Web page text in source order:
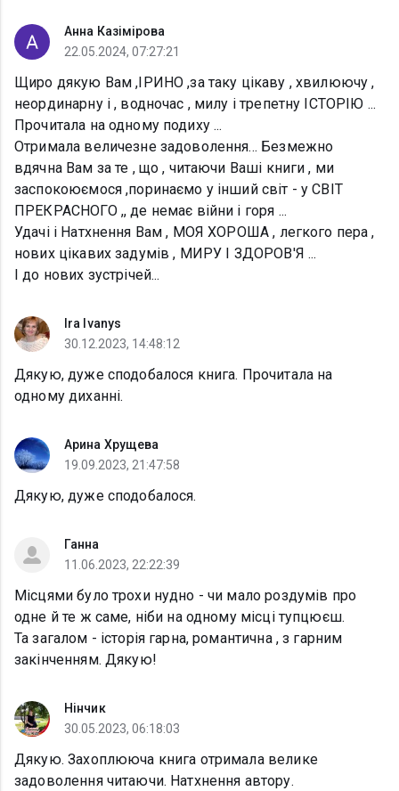
Анна Казімірова
22.05.2024, 07:27:21
Щиро дякую Вам ,ІРИНО ,за таку цікаву , хвилюючу ,
неординарну і , водночас , милу і трепетну ІСТОРІЮ ...
Прочитала на одному подиху ...
Отримала величезне задоволення... Безмежно
вдячна Вам за те , що , читаючи Ваші книги , ми
заспокоюємося ,поринаємо у інший світ - у СВІТ
ПРЕКРАСНОГО ,, де немає війни і горя ...
Удачі і Натхнення Вам , МОЯ ХОРОША , легкого пера ,
нових цікавих задумів , МИРУ І ЗДОРОВ'Я ...
І до нових зустрічей...
Ira Ivanys
30.12.2023, 14:48:12
Дякую, дуже сподобалося книга. Прочитала на
одному диханні.
Арина Хрущева
19.09.2023, 21:47:58
Дякую, дуже сподобалося.
Ганна
11.06.2023, 22:22:39
Місцями було трохи нудно - чи мало роздумів про
одне й те ж саме, ніби на одному місці тупцюєш.
Та загалом - історія гарна, романтична , з гарним
закінченням. Дякую!
Нінчик
30.05.2023, 06:18:03
Дякую. Захоплююча книга отримала велике
задоволення читаючи. Натхнення автору.